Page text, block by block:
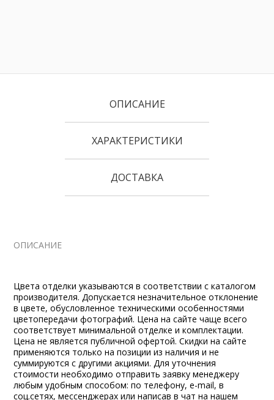
ОПИСАНИЕ
ХАРАКТЕРИСТИКИ
ДОСТАВКА
ОПИСАНИЕ
Цвета отделки указываются в соответствии с каталогом
производителя. Допускается незначительное отклонение
в цвете, обусловленное техническими особенностями
цветопередачи фотографий. Цена на сайте чаще всего
соответствует минимальной отделке и комплектации.
Цена не является публичной офертой. Скидки на сайте
применяются только на позиции из наличия и не
суммируются с другими акциями. Для уточнения
стоимости необходимо отправить заявку менеджеру
любым удобным способом: по телефону, e-mail, в
соц.сетях, мессенджерах или написав в чат на нашем